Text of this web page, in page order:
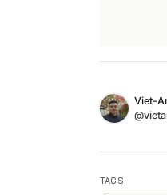
AuthorsName
Viet-
Twitter
TAGS